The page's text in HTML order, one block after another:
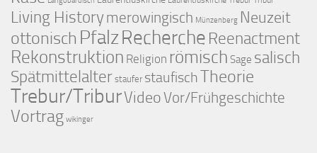
Living Historymerowingisch Münzenberg Neuzeit
ottonisch PfalzRecherche Reenactment
Rekonstruktion Religion römisch Sage salisch
Spätmittelalter staufer staufischTheorie
Trebur/TriburVideoVor/Frühgeschichte
Vortrag wikinger